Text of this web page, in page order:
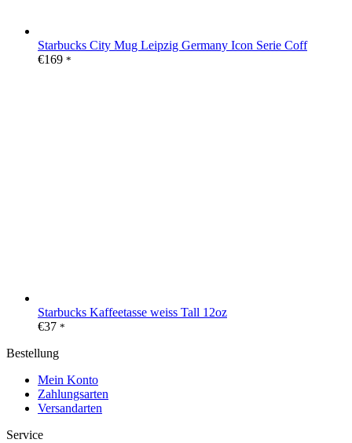
Starbucks City Mug Leipzig Germany Icon Serie Coff
€169 *
Starbucks Kaffeetasse weiss Tall 12oz
€37 *
Bestellung
Mein Konto
Zahlungsarten
Versandarten
Service